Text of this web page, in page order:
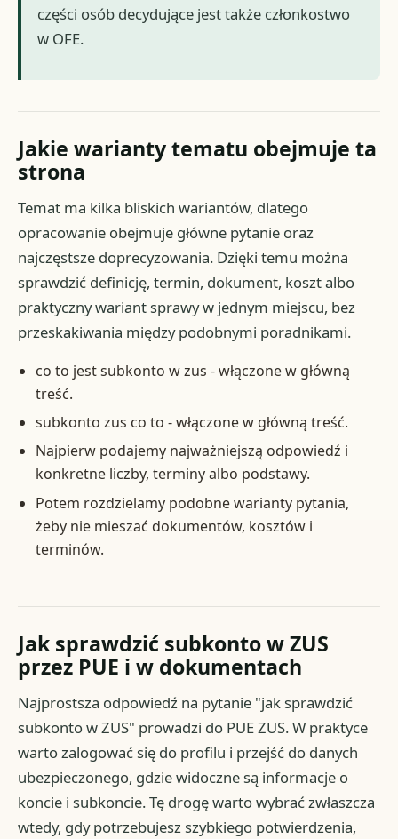
części osób decydujące jest także członkostwo
w OFE.
Jakie warianty tematu obejmuje ta
strona
Temat ma kilka bliskich wariantów, dlatego
opracowanie obejmuje główne pytanie oraz
najczęstsze doprecyzowania. Dzięki temu można
sprawdzić definicję, termin, dokument, koszt albo
praktyczny wariant sprawy w jednym miejscu, bez
przeskakiwania między podobnymi poradnikami.
co to jest subkonto w zus - włączone w główną
treść.
subkonto zus co to - włączone w główną treść.
Najpierw podajemy najważniejszą odpowiedź i
konkretne liczby, terminy albo podstawy.
Potem rozdzielamy podobne warianty pytania,
żeby nie mieszać dokumentów, kosztów i
terminów.
Jak sprawdzić subkonto w ZUS
przez PUE i w dokumentach
Najprostsza odpowiedź na pytanie "jak sprawdzić
subkonto w ZUS" prowadzi do PUE ZUS. W praktyce
warto zalogować się do profilu i przejść do danych
ubezpieczonego, gdzie widoczne są informacje o
koncie i subkoncie. Tę drogę warto wybrać zwłaszcza
wtedy, gdy potrzebujesz szybkiego potwierdzenia,